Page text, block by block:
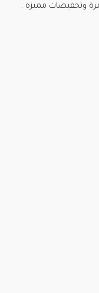
وتخفيضات مميزة .